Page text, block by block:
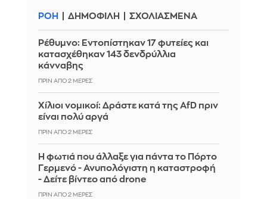
ΡΟΗ ΔΗΜΟΦΙΛΗ ΣΧΟΛΙΑΣΜΕΝΑ
Ρέθυμνο: Εντοπίστηκαν 17 φυτείες και
κατασχέθηκαν 143 δενδρύλλια
κάνναβης
ΠΡΙΝ ΑΠΌ 2 ΜΈΡΕΣ
Χίλιοι νομικοί: Δράστε κατά της ΑfD πριν
είναι πολύ αργά
ΠΡΙΝ ΑΠΌ 2 ΜΈΡΕΣ
Η φωτιά που άλλαξε για πάντα το Πόρτο
Γερμενό - Ανυπολόγιστη η καταστροφή
- Δείτε βίντεο από drone
ΠΡΙΝ ΑΠΌ 2 ΜΈΡΕΣ